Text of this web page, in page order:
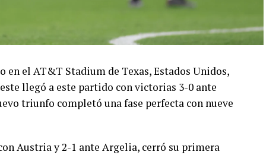
en el AT&T Stadium de Texas, Estados Unidos,
llegó a este partido con victorias 3-0 ante
triunfo completó una fase perfecta con nueve
Austria y 2-1 ante Argelia, cerró su primera